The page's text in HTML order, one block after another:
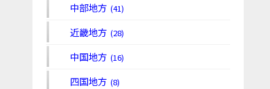
中部地方 (41)
近畿地方 (28)
中国地方 (16)
四国地方 (8)